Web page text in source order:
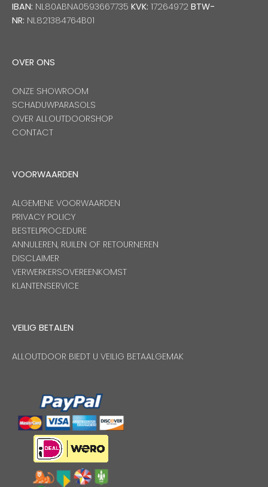
IBAN: NL80ABNA0593667735 KVK: 17264972 BTW-
NR: NL821384764B01
OVER ONS
ONZE SHOWROOM
SCHADUWPARASOLS
OVER ALLOUTDOORSHOP
CONTACT
VOORWAARDEN
ALGEMENE VOORWAARDEN
PRIVACY POLICY
BESTELPROCEDURE
ANNULEREN, RUILEN OF RETOURNEREN
DISCLAIMER
VERWERKERSOVEREENKOMST
KLANTENSERVICE
VEILIG BETALEN
ALLOUTDOOR BIEDT U VEILIG BETAALGEMAK